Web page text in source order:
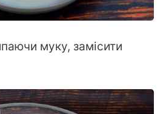
муку, замісити